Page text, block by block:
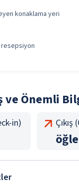
konaklama yeri
resepsiyon
ve Önemli
in)